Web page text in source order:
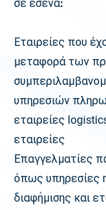
σε εσένα:
Εταιρείες που
μεταφορά των
υπηρεσιών
εταιρείες
εταιρείες
Επαγγελματίες
όπως υπηρεσίες
διαφήμισης και